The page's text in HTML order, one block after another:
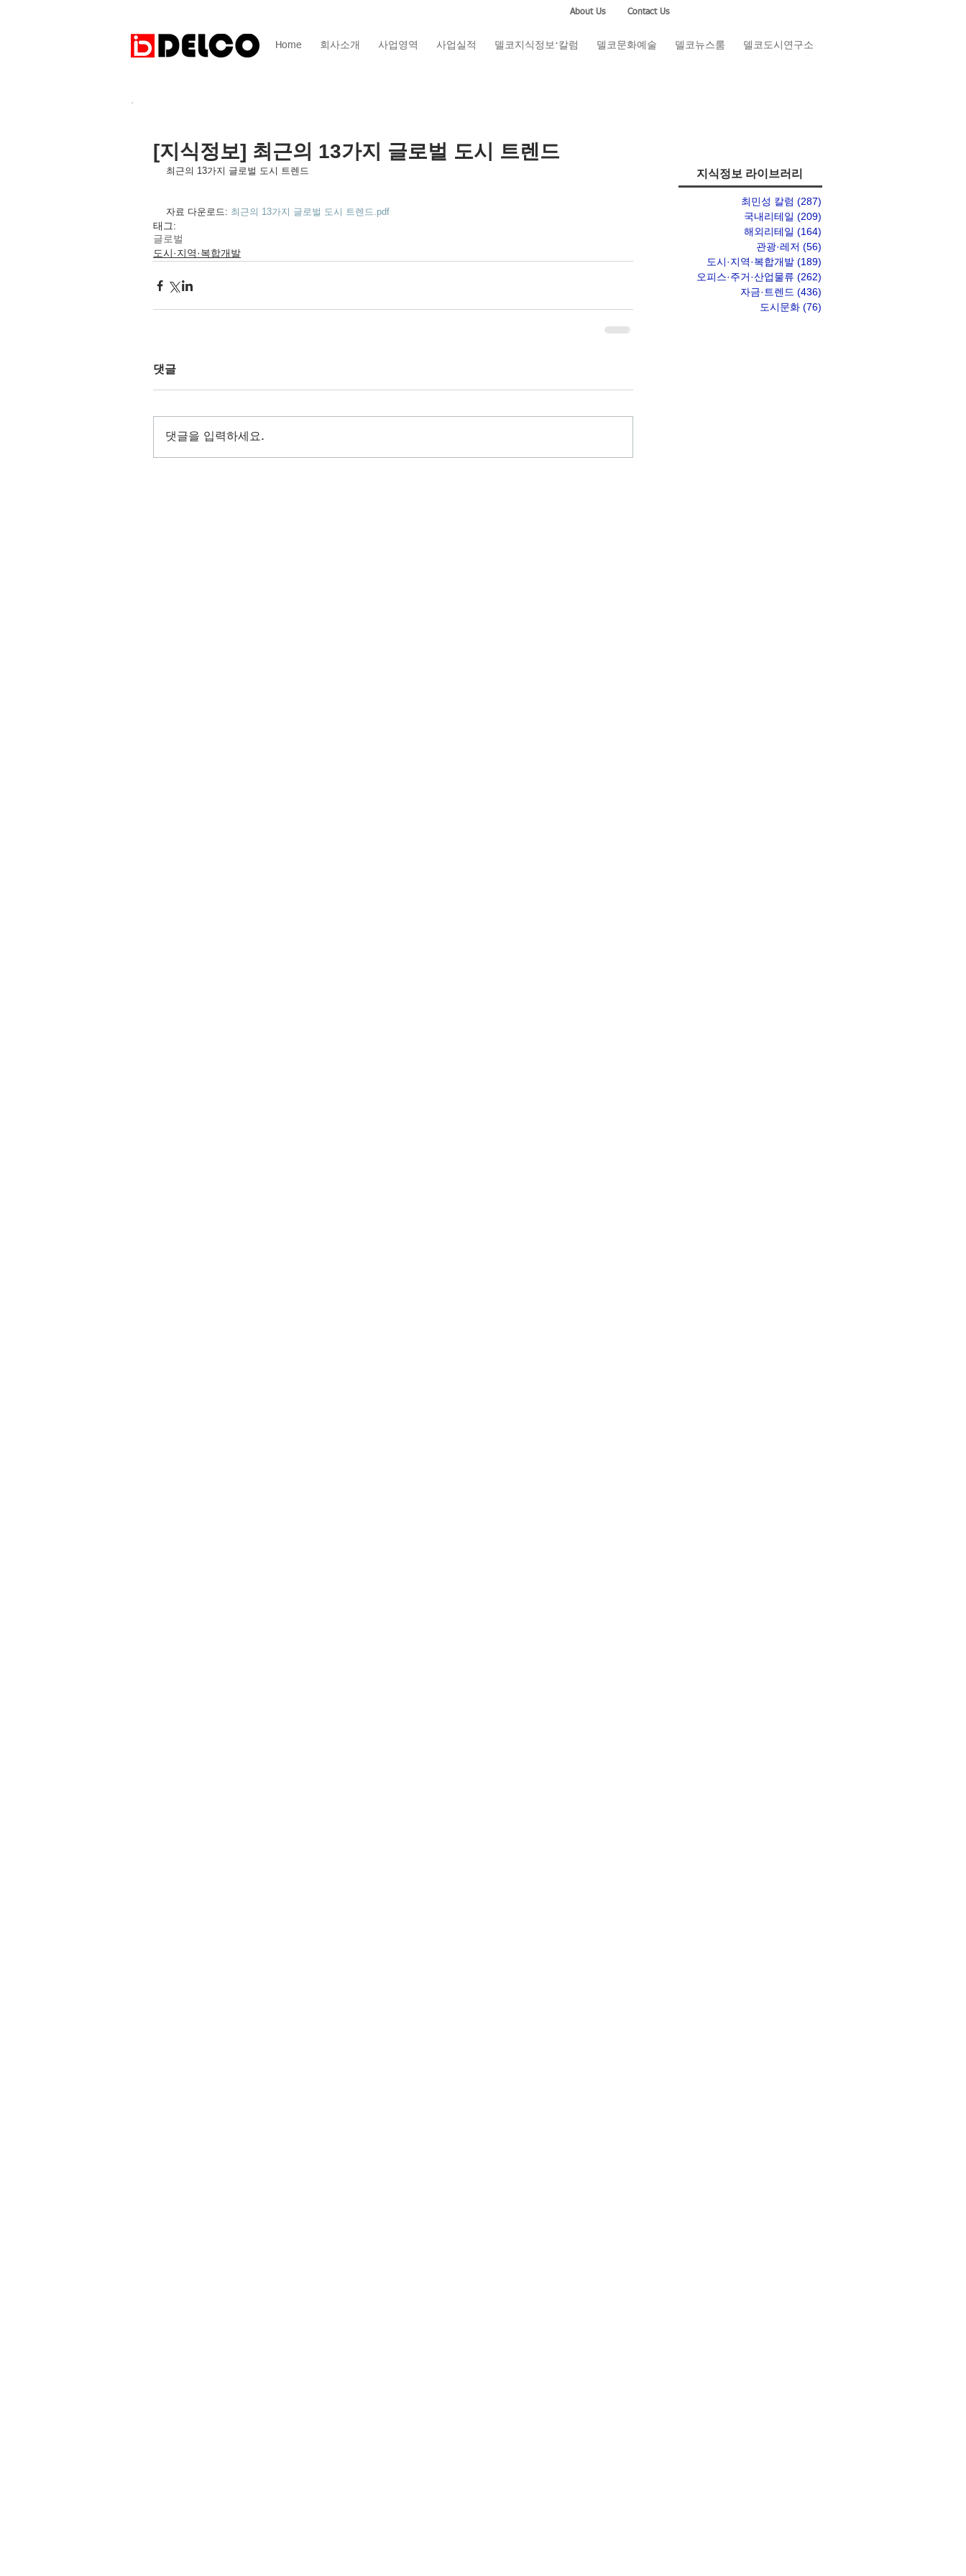
Home 회사소개 사업영역 사업실적 델코지식정보·칼럼 델코문화예술 델코뉴스룸 델코도시연구소
About Us Contact Us
지식정보 라이브러리
최민성 칼럼 (287)
국내리테일 (209)
해외리테일 (164)
관광·레저 (56)
도시·지역·복합개발 (189)
오피스·주거·산업물류 (262)
자금·트렌드 (436)
도시문화 (76)
[지식정보] 최근의 13가지 글로벌 도시 트렌드
최근의 13가지 글로벌 도시 트렌드
자료 다운로드: 최근의 13가지 글로벌 도시 트렌드.pdf
태그:
글로벌
도시·지역·복합개발
댓글
댓글을 입력하세요.